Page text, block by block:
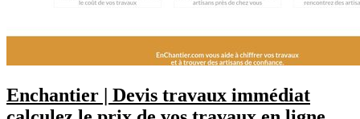
Enchantier | Devis travaux immédiat